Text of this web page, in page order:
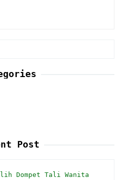
Post
Dompet Tali Wanita